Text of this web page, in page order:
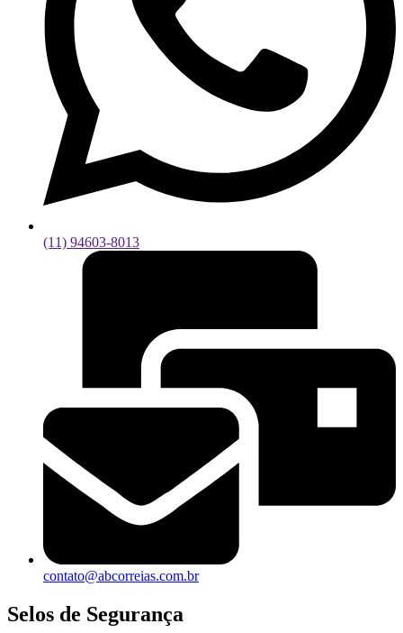
(11) 94603-8013
contato@abcorreias.com.br
Selos de Segurança